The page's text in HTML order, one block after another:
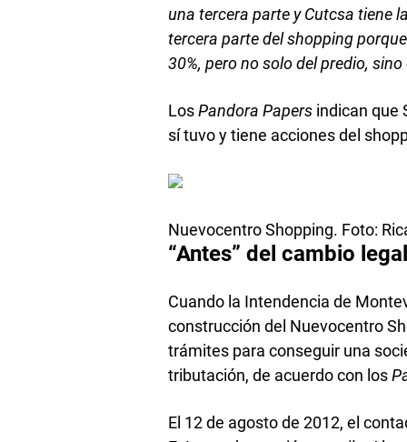
una tercera parte y Cutcsa tiene
tercera parte del shopping
30%, pero no solo del predio,
LosPandora Papers indican que
sí tuvo y tiene acciones del
Nuevocentro Shopping. Foto:
“Antes” del cambio
Cuando la Intendencia de
construcción del Nuevocentro
trámites para conseguir una
tributación, de acuerdo con los
El 12 de agosto de 2012, el